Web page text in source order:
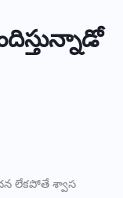
లేకపోతే శ్వాస